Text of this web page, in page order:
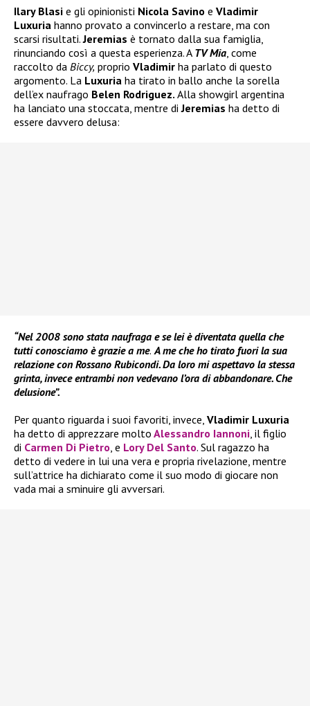
Ilary Blasi e gli opinionisti Nicola Savino e Vladimir
Luxuria hanno provato a convincerlo a restare, ma con
scarsi risultati.Jeremias è tornato dalla sua famiglia,
rinunciando così a questa esperienza. A TV Mia, come
raccolto da Biccy, proprio Vladimir ha parlato di questo
argomento. La Luxuria ha tirato in ballo anche la sorella
dell’ex naufrago Belen Rodriguez. Alla showgirl argentina
ha lanciato una stoccata, mentre diJeremias ha detto di
essere davvero delusa:
“Nel 2008 sono stata naufraga e se lei è diventata quella che
tutti conosciamo è grazie a me. A me che ho tirato fuori la sua
relazione con Rossano Rubicondi. Da loro mi aspettavo la stessa
grinta, invece entrambi non vedevano l’ora di abbandonare. Che
delusione”.
Per quanto riguarda i suoi favoriti, invece, Vladimir Luxuria
ha detto di apprezzare molto Alessandro Iannoni, il figlio
di Carmen Di Pietro, e Lory Del Santo. Sul ragazzo ha
detto di vedere in lui una vera e propria rivelazione, mentre
sull’attrice ha dichiarato come il suo modo di giocare non
vada mai a sminuire gli avversari.